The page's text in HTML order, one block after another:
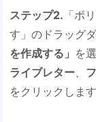
ステップ2. 「ボ
す」のドラッグ
を作成する」 を
ライブレター、
をクリックします